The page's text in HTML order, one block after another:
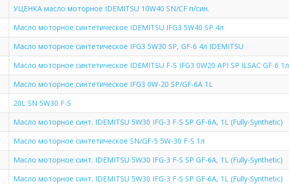
УЦЕНКА масло моторное IDEMITSU 10W40 SN/CF п/син.
Масло моторное синтетическое IDEMITSU IFG3 5W40 SP 4л
Масло моторное синтетическое IFG3 5W30 SP, GF-6 4л IDEMITSU
Масло моторное синтетическое IDEMITSU F-S IFG3 0W20 API SP ILSAC GF-6 1л
Масло моторное синтетическое IFG3 0W-20 SP/GF-6A 1L
20L SN 5W30 F-S
Масло моторное синт. IDEMITSU 5W30 IFG-3 F-S SP GF-6A, 1L (Fully-Synthetic)
Масло моторное синтетическое SN/GF-5 5W-30 F-S 1л
Масло моторное синт. IDEMITSU 5W30 IFG-3 F-S SP GF-6A, 1L (Fully-Synthetic)
Масло моторное синт. IDEMITSU 5W30 IFG-3 F-S SP GF-6A, 1L (Fully-Synthetic)